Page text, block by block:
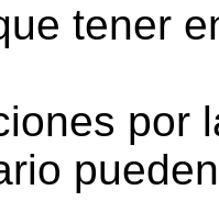
tener
por